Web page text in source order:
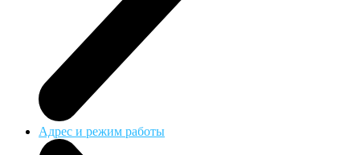
Адрес и режим работы